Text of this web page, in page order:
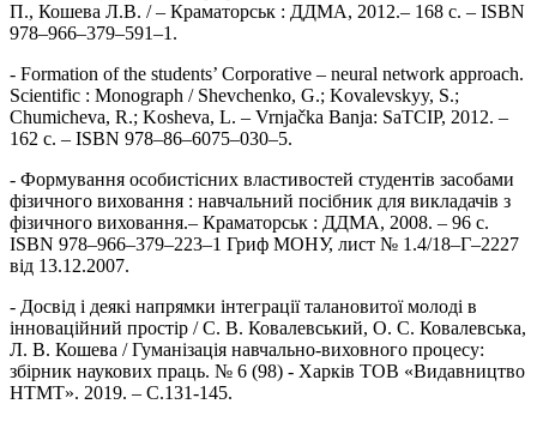
П., Кошева Л.В. / – Краматорськ : ДДМА, 2012.– 168 с. – ISBN
978–966–379–591–1.
- Formation of the students’ Corporative – neural network approach.
Scientific : Мonograph / Shevchenko, G.; Kovalevskyy, S.;
Chumicheva, R.; Kosheva, L. – Vrnjačka Banja: SaTCIP, 2012. –
162 с. – ISBN 978–86–6075–030–5.
- Формування особистісних властивостей студентів засобами
фізичного виховання : навчальний посібник для викладачів з
фізичного виховання.– Краматорськ : ДДМА, 2008. – 96 с.
ISBN 978–966–379–223–1 Гриф МОНУ, лист № 1.4/18–Г–2227
від 13.12.2007.
- Досвід і деякі напрямки інтеграції талановитої молоді в
інноваційний простір / С. В. Ковалевський, О. С. Ковалевська,
Л. В. Кошева / Гуманізація навчально-виховного процесу:
збірник наукових праць. № 6 (98) - Харків ТОВ «Видавництво
НТМТ». 2019. – С.131-145.